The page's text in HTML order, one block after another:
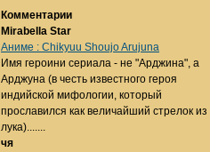
Комментарии
Mirabella Star
Аниме : Chikyuu Shoujo Arujuna
Имя героини сериала - не "Арджина", а
Арджуна (в честь известного героя
индийской мифологии, который
прославился как величайший стрелок из
лука).......
чя